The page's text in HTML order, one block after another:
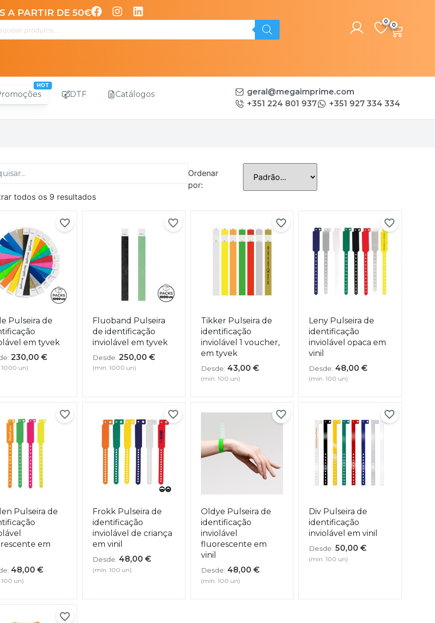
A PARTIR DE 50€
0
DTF Catálogos
geral@megaimprime.com
+351 224 801 937
+351 927 334 334
Ordenar
por:
todos os 9 resultados
Pulseira de
em tyvek
230,00 €
1000 un)
Fluoband Pulseira
de identificação
inviolável em tyvek
Desde: 250,00€
(mín. 1000 un)
Tikker Pulseira de
identificação
inviolável 1 voucher,
em tyvek
Desde: 43,00 €
(mín. 100 un)
Leny Pulseira de
identificação
inviolável opaca em
vinil
Desde: 48,00€
(mín. 100 un)
Pulseira de
em
48,00 €
un)
Frokk Pulseira de
identificação
inviolável de criança
em vinil
Desde: 48,00€
(mín. 100 un)
Oldye Pulseira de
identificação
inviolável
fluorescente em
vinil
Desde: 48,00 €
(mín. 100 un)
Div Pulseira de
identificação
inviolável em vinil
Desde: 50,00€
(mín. 100 un)